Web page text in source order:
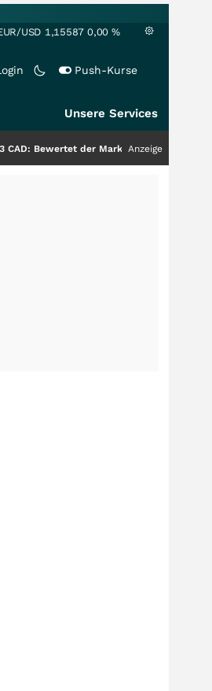
USD 1,15587 0,00 %
Push-Kurse
Unsere Services
der Markt noch immer nur die Hälfte der
Anzeige